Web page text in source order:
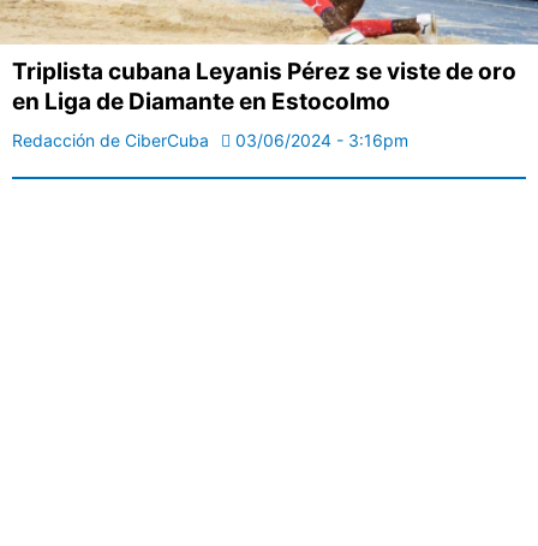
Triplista cubana Leyanis Pérez se viste de oro
en Liga de Diamante en Estocolmo
Redacción de CiberCuba 03/06/2024 - 3:16pm